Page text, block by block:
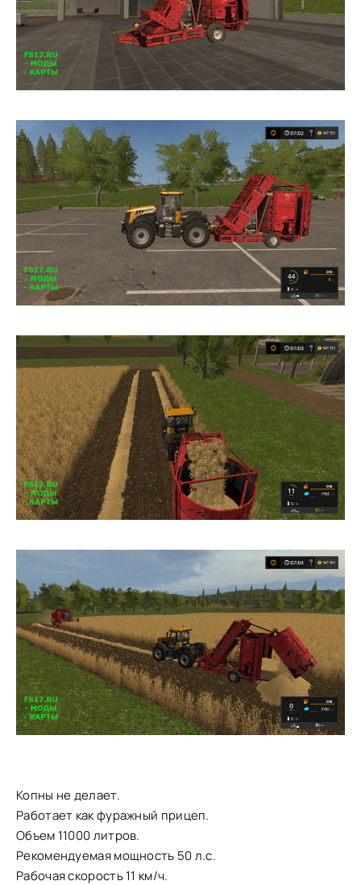
Копны не делает.
Работает как фуражный прицеп.
Объем 11000 литров.
Рекомендуемая мощность 50 л.с.
Рабочая скорость 11 км/ч.